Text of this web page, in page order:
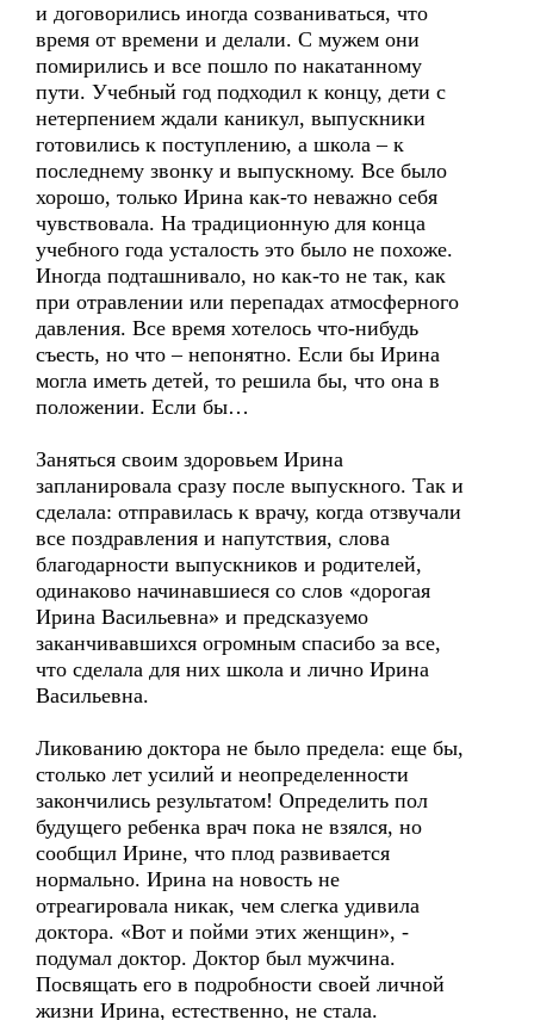
и договорились иногда созваниваться, что
время от времени и делали. С мужем они
помирились и все пошло по накатанному
пути. Учебный год подходил к концу, дети с
нетерпением ждали каникул, выпускники
готовились к поступлению, а школа – к
последнему звонку и выпускному. Все было
хорошо, только Ирина как-то неважно себя
чувствовала. На традиционную для конца
учебного года усталость это было не похоже.
Иногда подташнивало, но как-то не так, как
при отравлении или перепадах атмосферного
давления. Все время хотелось что-нибудь
съесть, но что – непонятно. Если бы Ирина
могла иметь детей, то решила бы, что она в
положении. Если бы…
Заняться своим здоровьем Ирина
запланировала сразу после выпускного. Так и
сделала: отправилась к врачу, когда отзвучали
все поздравления и напутствия, слова
благодарности выпускников и родителей,
одинаково начинавшиеся со слов «дорогая
Ирина Васильевна» и предсказуемо
заканчивавшихся огромным спасибо за все,
что сделала для них школа и лично Ирина
Васильевна.
Ликованию доктора не было предела: еще бы,
столько лет усилий и неопределенности
закончились результатом! Определить пол
будущего ребенка врач пока не взялся, но
сообщил Ирине, что плод развивается
нормально. Ирина на новость не
отреагировала никак, чем слегка удивила
доктора. «Вот и пойми этих женщин», -
подумал доктор. Доктор был мужчина.
Посвящать его в подробности своей личной
жизни Ирина, естественно, не стала.